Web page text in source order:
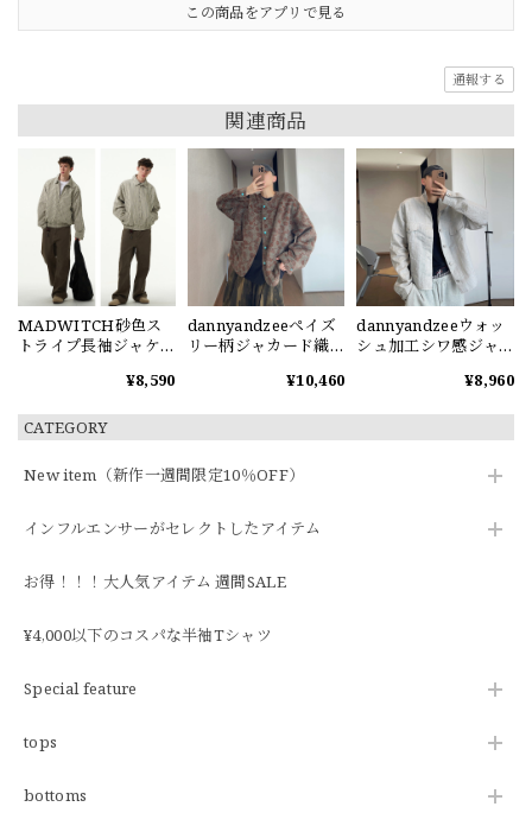
CATEGORY
New item（新作一週間限定10％OFF）
インフルエンサーがセレクトしたアイテム
お得！！！大人気アイテム 週間SALE
¥4,000以下のコスパな半袖Tシャツ
Special feature
tops
bottoms
この商品をアプリで見る
通報する
関連商品
MADWITCH砂色ス
トライプ長袖ジャケ
¥8,590
dannyandzeeペイズ
リー柄ジャカード織
¥10,460
dannyandzeeウォッ
シュ加工シワ感ジャ
¥8,960